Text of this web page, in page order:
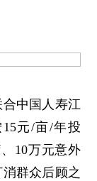
中国人寿江
元/亩/年投
10万元意外
群众后顾之